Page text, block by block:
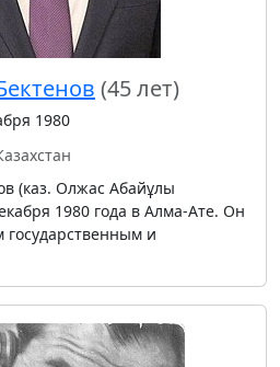
(45 лет)
1980
(каз. Олжас Абайұлы
1980 года в Алма-Ате. Он
государственным и